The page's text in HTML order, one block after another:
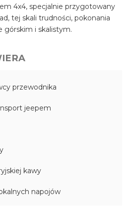
4x4, specjalnie przygotowany
tej skali trudności, pokonania
górskim i skalistym.
przewodnika
jeepem
kawy
napojów